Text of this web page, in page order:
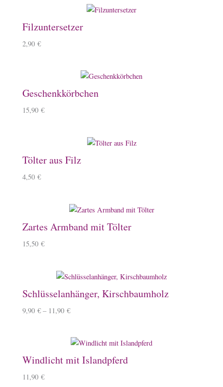
Filzuntersetzer
2,90 €
Geschenkkörbchen
15,90 €
Tölter aus Filz
4,50 €
Zartes Armband mit Tölter
15,50 €
Schlüsselanhänger, Kirschbaumholz
9,90 € – 11,90 €
Windlicht mit Islandpferd
11,90 €